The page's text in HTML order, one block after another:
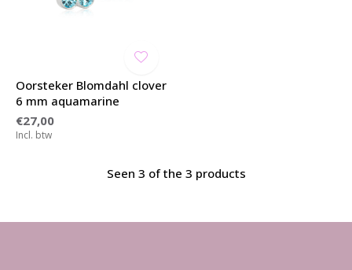
Oorsteker Blomdahl clover
6 mm aquamarine
€27,00
Incl. btw
Seen 3 of the 3 products